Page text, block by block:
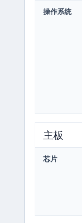
操作系统
主板
芯片